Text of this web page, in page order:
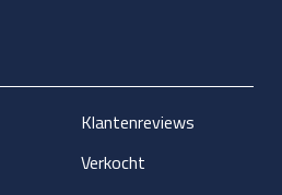
Klantenreviews
Verkocht